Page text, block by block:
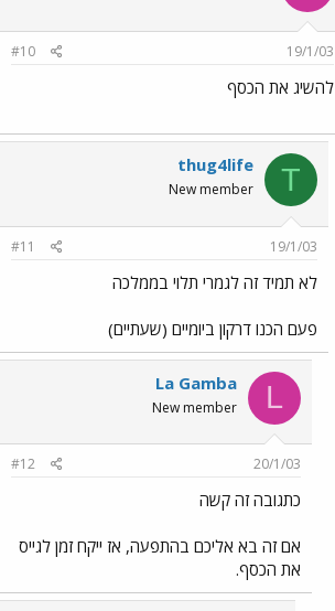
19/1/03
#10
להשיג את הכסף
T
thug4life
New member
19/1/03
#11
לא תמיד זה לגמרי תלוי בממלכה
פעם הכנו דרקון ביומיים (שעתיים)
L
La Gamba
New member
20/1/03
#12
כתגובה זה קשה
אם זה בא אליכם בהתפעה, אז ייקח זמן לגייס
את הכסף.